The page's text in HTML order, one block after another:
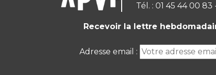
Tél. : 01 45 44 00
Recevoir la lettre
Adresse email :